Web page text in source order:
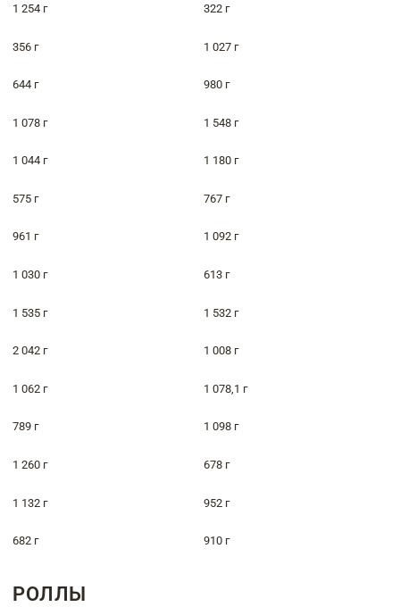
1 254 г 322 г
356 г 1 027 г
644 г 980 г
1 078 г 1 548 г
1 044 г 1 180 г
575 г 767 г
961 г 1 092 г
1 030 г 613 г
1 535 г 1 532 г
2 042 г 1 008 г
1 062 г 1 078,1 г
789 г 1 098 г
1 260 г 678 г
1 132 г 952 г
682 г 910 г
РОЛЛЫ